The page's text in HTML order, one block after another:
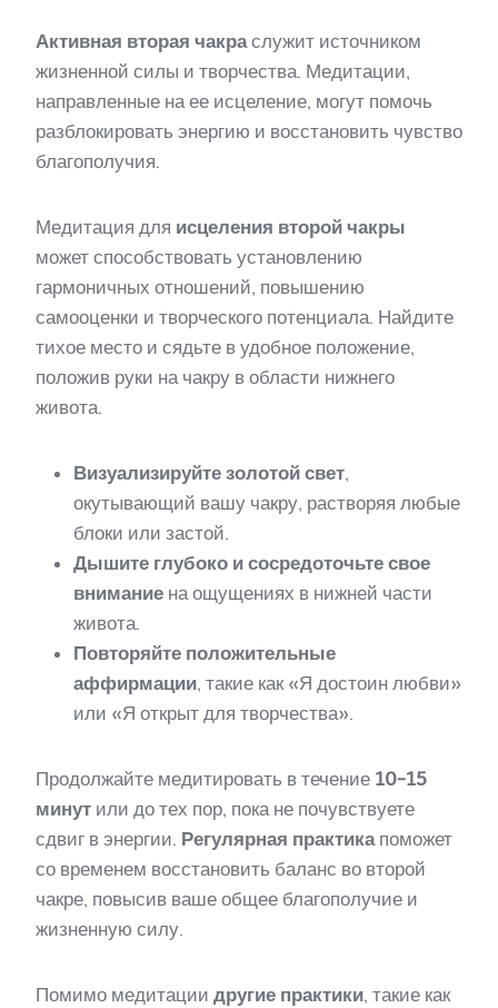
Активная вторая чакраслужит источником
жизненной силы и творчества. Медитации,
направленные на ее исцеление, могут помочь
разблокировать энергию и восстановить чувство
благополучия.
Медитация для исцеления второй чакры
может способствовать установлению
гармоничных отношений, повышению
самооценки и творческого потенциала. Найдите
тихое место и сядьте в удобное положение,
положив руки на чакру в области нижнего
живота.
Визуализируйте золотой свет,
окутывающий вашу чакру, растворяя любые
блоки или застой.
Дышите глубоко и сосредоточьте свое
внимание на ощущениях в нижней части
живота.
Повторяйте положительные
аффирмации, такие как «Я достоин любви»
или «Я открыт для творчества».
Продолжайте медитировать в течение 10-15
минут или до тех пор, пока не почувствуете
сдвиг в энергии. Регулярная практикапоможет
со временем восстановить баланс во второй
чакре, повысив ваше общее благополучие и
жизненную силу.
Помимо медитации другие практики, такие как